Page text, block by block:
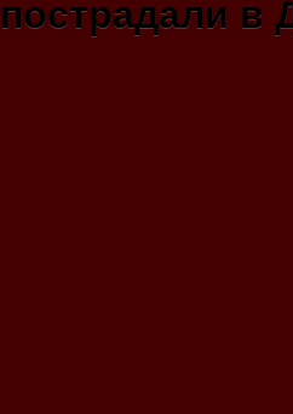
пострадали в